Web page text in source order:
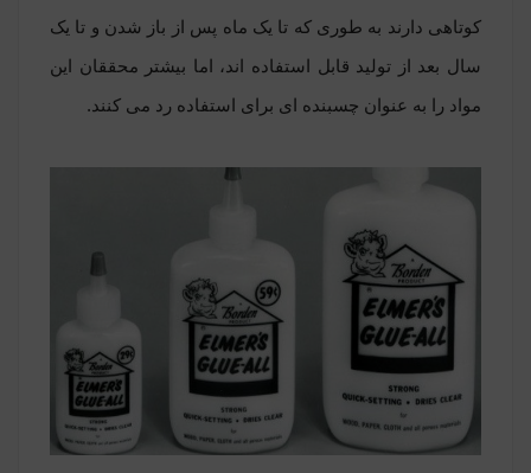
کوتاهی دارند به طوری که تا یک ماه پس از باز شدن و تا یک
سال بعد از تولید قابل استفاده اند، اما بیشتر محققان این
مواد را به عنوان چسبنده ای برای استفاده رد می کنند.